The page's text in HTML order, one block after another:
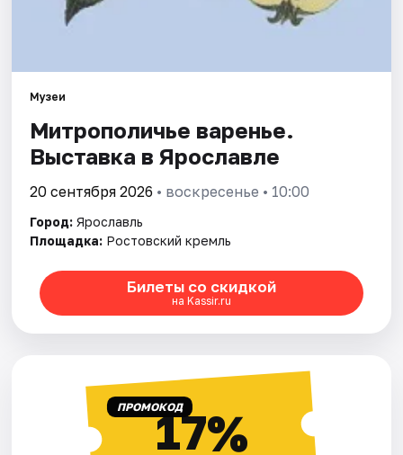
Музеи
Митрополичье варенье.
Выставка в Ярославле
20 сентября 2026 • воскресенье • 10:00
Город: Ярославль
Площадка: Ростовский кремль
Билеты со скидкой
на Kassir.ru
ПРОМОКОД17%